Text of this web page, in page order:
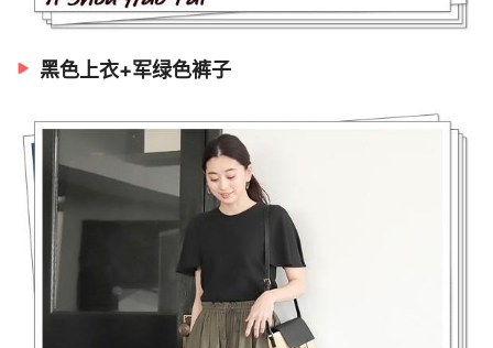
黑色上衣+军绿色裤子